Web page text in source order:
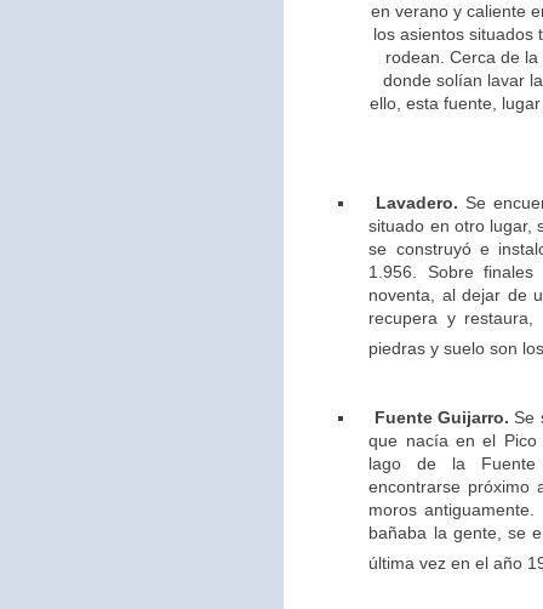
en verano y caliente
los asientos situados
rodean. Cerca de
donde solían lavar
ello, esta fuente,
Lavadero. Se
situado en otro lugar,
se construyó e
1.956. Sobre
noventa, al dejar de
recupera y restaura,
piedras y suelo son
Fuente Guijarro. Se
que nacía en el
lago de la
encontrarse próximo
moros
bañaba la gente, se
última vez en el año